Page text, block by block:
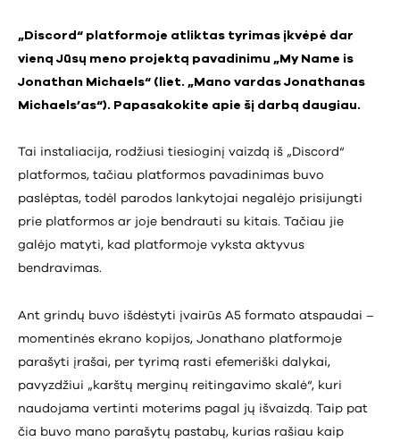
„Discord“ platformoje atliktas tyrimas įkvėpė dar
vieną Jūsų meno projektą pavadinimu „My Name is
Jonathan Michaels“ (liet. „Mano vardas Jonathanas
Michaels’as“). Papasakokite apie šį darbą daugiau.
Tai instaliacija, rodžiusi tiesioginį vaizdą iš „Discord“
platformos, tačiau platformos pavadinimas buvo
paslėptas, todėl parodos lankytojai negalėjo prisijungti
prie platformos ar joje bendrauti su kitais. Tačiau jie
galėjo matyti, kad platformoje vyksta aktyvus
bendravimas.
Ant grindų buvo išdėstyti įvairūs A5 formato atspaudai –
momentinės ekrano kopijos, Jonathano platformoje
parašyti įrašai, per tyrimą rasti efemeriški dalykai,
pavyzdžiui „karštų merginų reitingavimo skalė“, kuri
naudojama vertinti moterims pagal jų išvaizdą. Taip pat
čia buvo mano parašytų pastabų, kurias rašiau kaip